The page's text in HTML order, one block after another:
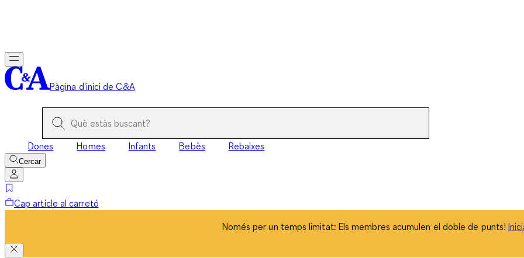
Pàgina d'inici de C&A
Dones Homes Infants Bebès Rebaixes
Cercar
Cap article al carretó
Només per un temps limitat: Els membres acumulen el doble de punts!